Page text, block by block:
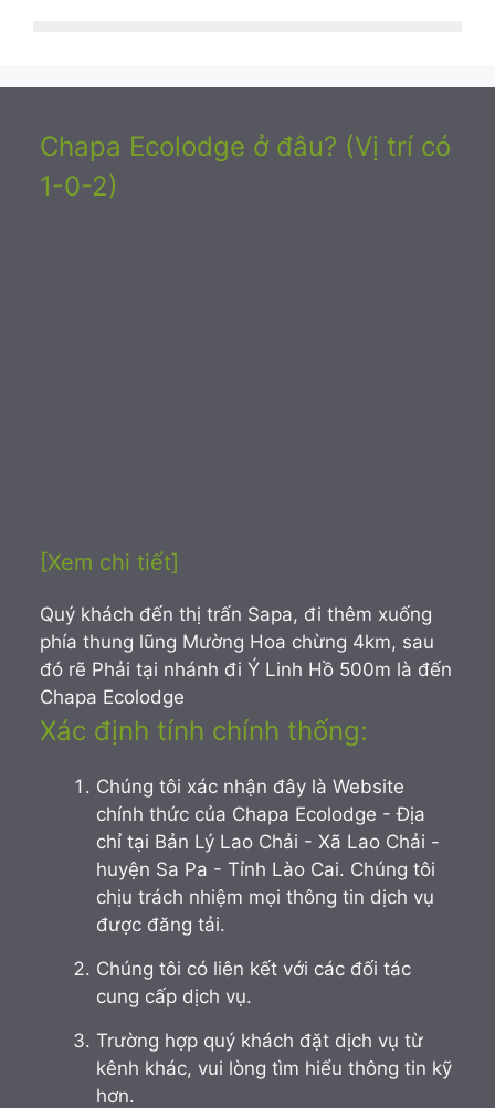
Chapa Ecolodge ở đâu? (Vị trí có
1-0-2)
[Xem chi tiết]
Quý khách đến thị trấn Sapa, đi thêm xuống
phía thung lũng Mường Hoa chừng 4km, sau
đó rẽ Phải tại nhánh đi Ý Linh Hồ 500m là đến
Chapa Ecolodge
Xác định tính chính thống:
Chúng tôi xác nhận đây là Website
chính thức của Chapa Ecolodge - Địa
chỉ tại Bản Lý Lao Chải - Xã Lao Chải -
huyện Sa Pa - Tỉnh Lào Cai. Chúng tôi
chịu trách nhiệm mọi thông tin dịch vụ
được đăng tải.
Chúng tôi có liên kết với các đối tác
cung cấp dịch vụ.
Trường hợp quý khách đặt dịch vụ từ
kênh khác, vui lòng tìm hiểu thông tin kỹ
hơn.